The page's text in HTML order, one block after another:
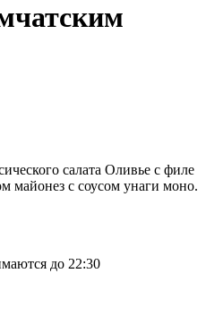
салата Оливье с филе
майонез с соусом унаги моно.
до 22:30